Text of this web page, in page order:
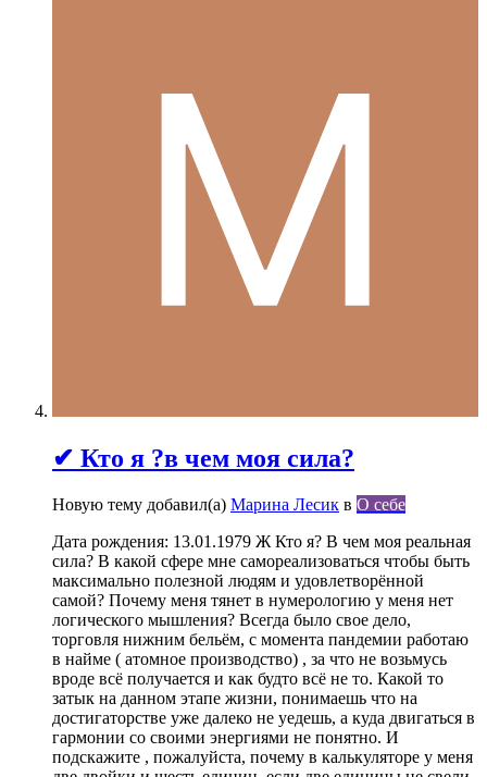
✔ Кто я ?в чем моя сила?
Новую тему добавил(а) Марина Лесик в О себе
Дата рождения: 13.01.1979 Ж Кто я? В чем моя реальная
сила? В какой сфере мне самореализоваться чтобы быть
максимально полезной людям и удовлетворённой
самой? Почему меня тянет в нумерологию у меня нет
логического мышления? Всегда было свое дело,
торговля нижним бельём, с момента пандемии работаю
в найме ( атомное производство) , за что не возьмусь
вроде всё получается и как будто всё не то. Какой то
затык на данном этапе жизни, понимаешь что на
достигаторстве уже далеко не уедешь, а куда двигаться в
гармонии со своими энергиями не понятно. И
подскажите , пожалуйста, почему в калькуляторе у меня